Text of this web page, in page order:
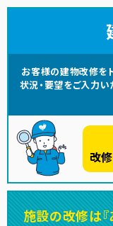
お客様の建物改修を
状況・要望をご入力
改
施設の改修は